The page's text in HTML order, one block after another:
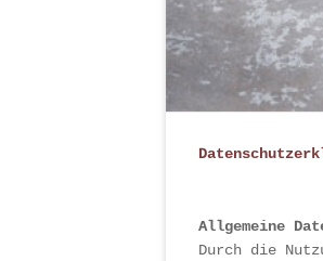
Allgemeine
Durch die